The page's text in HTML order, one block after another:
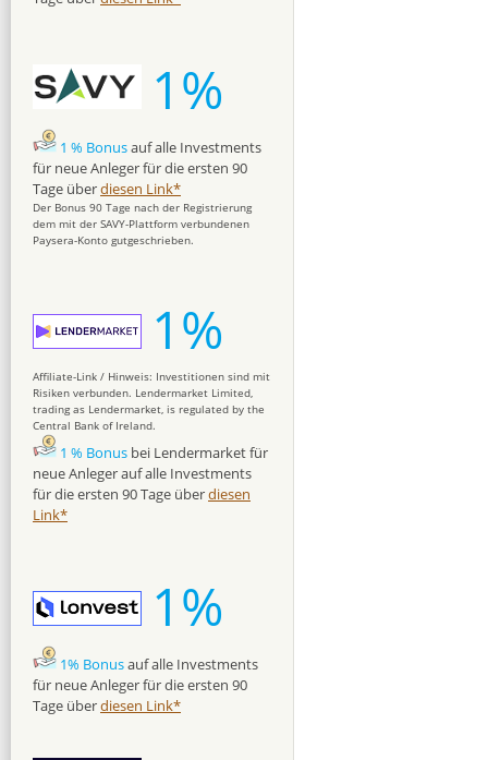
1%
1 % Bonusauf alle Investments
für neue Anleger für die ersten 90
Tage überdiesen Link*
Der Bonus 90 Tage nach der Registrierung
dem mit der SAVY-Plattform verbundenen
Paysera-Konto gutgeschrieben.
1%
Affiliate-Link / Hinweis: Investitionen sind mit
Risiken verbunden. Lendermarket Limited,
trading as Lendermarket, is regulated by the
Central Bank of Ireland.
1 % Bonus bei Lendermarket für
neue Anleger auf alle Investments
für die ersten 90 Tage überdiesen
Link*
1%
1% Bonusauf alle Investments
für neue Anleger für die ersten 90
Tage überdiesen Link*